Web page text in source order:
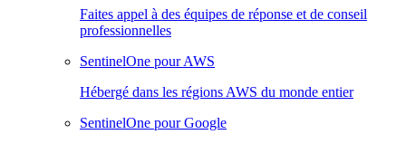
Faites appel à des équipes de réponse et de conseil
professionnelles
SentinelOne pour AWS
Hébergé dans les régions AWS du monde entier
SentinelOne pour Google